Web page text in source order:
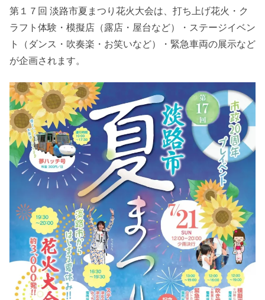
第１７回 淡路市夏まつり花火大会は、打ち上げ花火・ク
ラフト体験・模擬店（露店・屋台など）・ステージイベン
ト（ダンス・吹奏楽・お笑いなど）・緊急車両の展示など
が企画されます。